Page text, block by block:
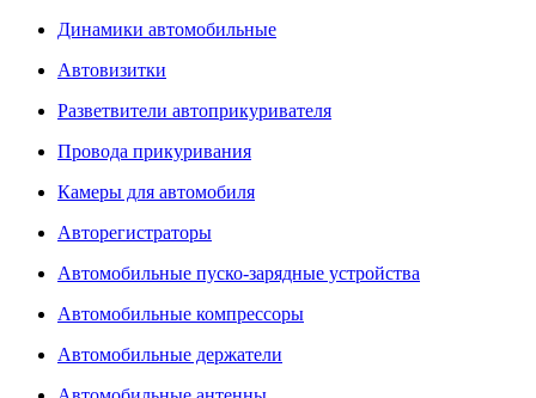
Динамики автомобильные
Автовизитки
Разветвители автоприкуривателя
Провода прикуривания
Камеры для автомобиля
Авторегистраторы
Автомобильные пуско-зарядные устройства
Автомобильные компрессоры
Автомобильные держатели